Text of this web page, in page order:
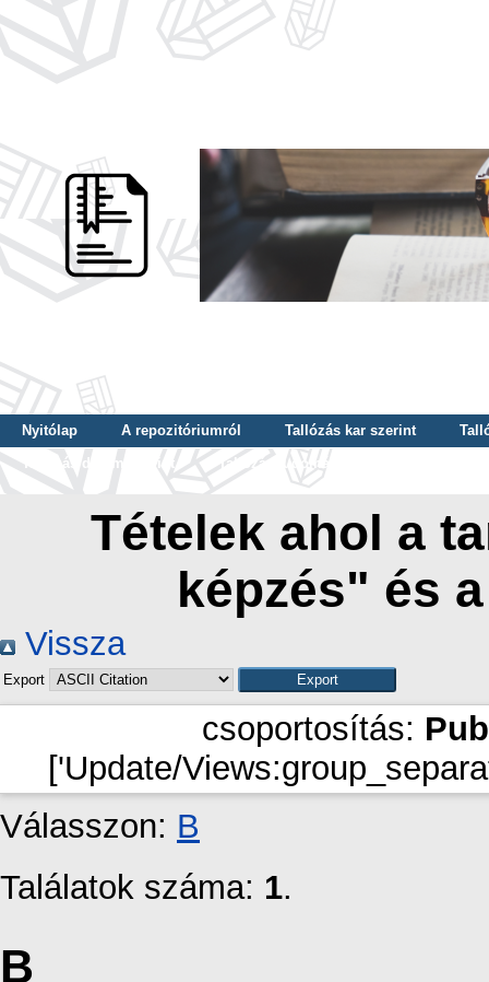
Nyitólap A repozitóriumról Tallózás kar szerint
Tallózás dátum szerint
Tallózás tudományterület szerint
Tételek ahol a
képzés" és
Vissza
Export
csoportosítás:
['Update/
Válasszon: B
Találatok száma: 1.
B